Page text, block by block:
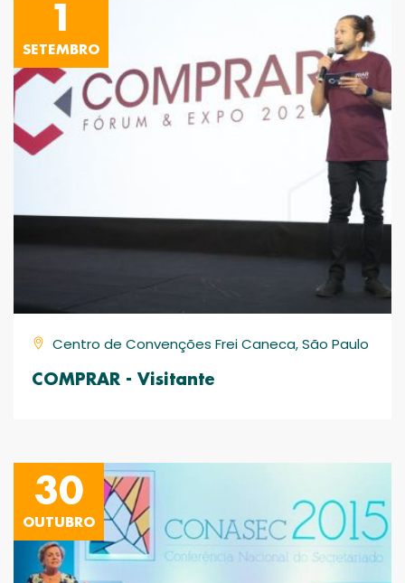
1
SETEMBRO
Centro de Convenções Frei Caneca, São Paulo
COMPRAR - Visitante
30
OUTUBRO